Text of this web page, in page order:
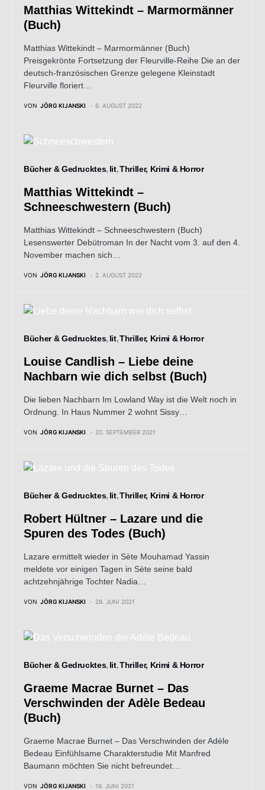
Matthias Wittekindt – Marmormänner
(Buch)
Matthias Wittekindt – Marmormänner (Buch)
Preisgekrönte Fortsetzung der Fleurville-Reihe Die an der
deutsch-französischen Grenze gelegene Kleinstadt
Fleurville floriert…
VON JÖRG KIJANSKI 6. AUGUST 2022
Bücher & Gedrucktes lit Thriller, Krimi & Horror
Matthias Wittekindt –
Schneeschwestern (Buch)
Matthias Wittekindt – Schneeschwestern (Buch)
Lesenswerter Debütroman In der Nacht vom 3. auf den 4.
November machen sich…
VON JÖRG KIJANSKI 2. AUGUST 2022
Bücher & Gedrucktes lit Thriller, Krimi & Horror
Louise Candlish – Liebe deine
Nachbarn wie dich selbst (Buch)
Die lieben Nachbarn Im Lowland Way ist die Welt noch in
Ordnung. In Haus Nummer 2 wohnt Sissy…
VON JÖRG KIJANSKI 20. SEPTEMBER 2021
Bücher & Gedrucktes lit Thriller, Krimi & Horror
Robert Hültner – Lazare und die
Spuren des Todes (Buch)
Lazare ermittelt wieder in Sète Mouhamad Yassin
meldete vor einigen Tagen in Sète seine bald
achtzehnjährige Tochter Nadia…
VON JÖRG KIJANSKI 28. JUNI 2021
Bücher & Gedrucktes lit Thriller, Krimi & Horror
Graeme Macrae Burnet – Das
Verschwinden der Adèle Bedeau
(Buch)
Graeme Macrae Burnet – Das Verschwinden der Adèle
Bedeau Einfühlsame Charakterstudie Mit Manfred
Baumann möchten Sie nicht befreundet…
VON JÖRG KIJANSKI 16. JUNI 2021